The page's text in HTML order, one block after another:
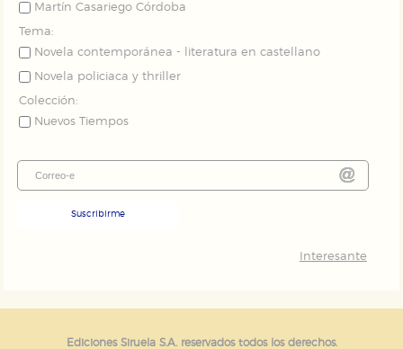
Martín Casariego Córdoba
Tema:
Novela contemporánea - literatura en castellano
Novela policiaca y thriller
Colección:
Nuevos Tiempos
Suscribirme
Interesante
Ediciones Siruela S.A. reservados todos los derechos.